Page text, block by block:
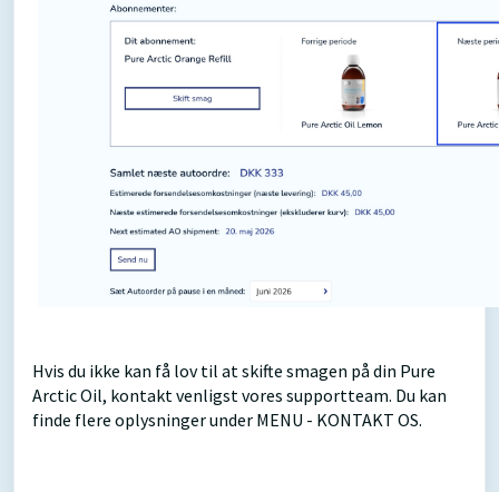
Hvis du ikke kan få lov til at skifte smagen på din Pure
Arctic Oil, kontakt venligst vores supportteam. Du kan
finde flere oplysninger under MENU - KONTAKT OS.